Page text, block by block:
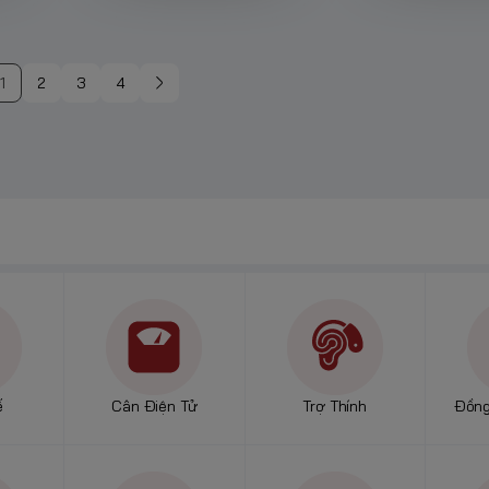
đèn flash rời, máy ảnh kỹ thuật số đời cũ, thiết bị đo sáng, tay
Đèn Flash?
pin sạc AA là lựa chọn tiết kiệm và tiện lợi hơn so với pin dùng một
quá trình chụp.
1 2 3 4
Cân Điện Tử Trợ Thính